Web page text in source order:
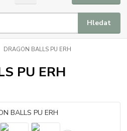
Hledat
DRAGON BALLS PU ERH
PU ERH